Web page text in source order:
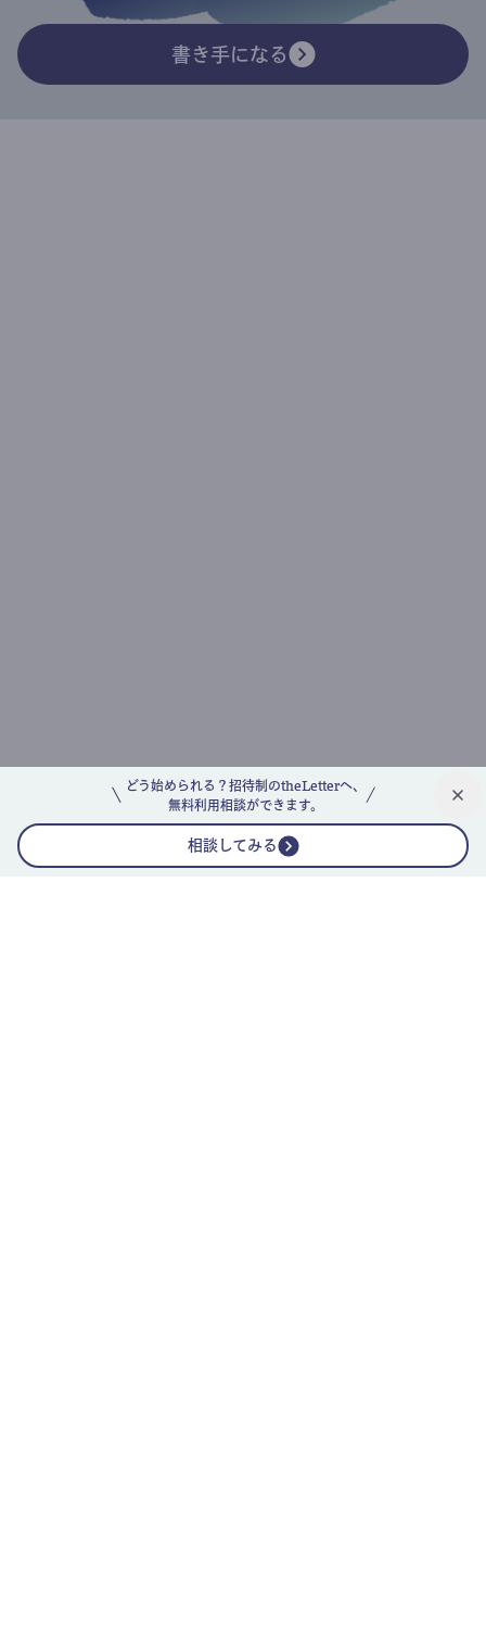
どう始められる？招待制のtheLetterへ、
無料利用相談ができます。
相談してみる
書き手になる